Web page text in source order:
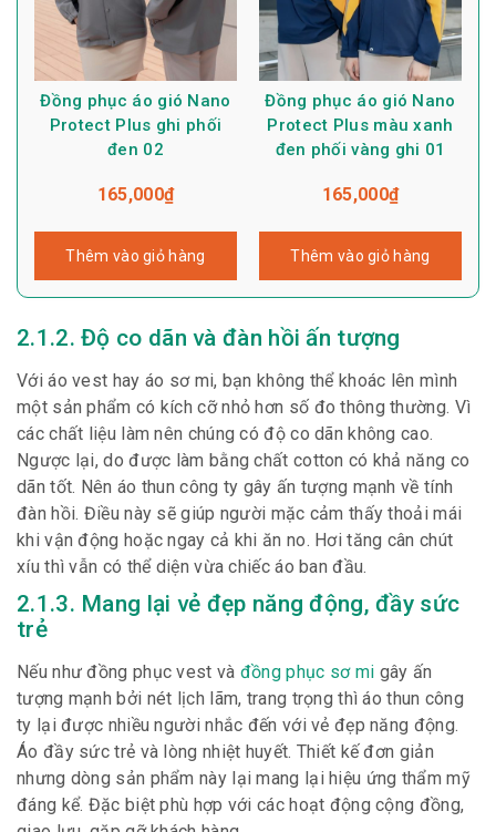
Đồng phục áo gió Nano
Protect Plus ghi phối
đen 02
165,000₫
Thêm vào giỏ hàng
Đồng phục áo gió Nano
Protect Plus màu xanh
đen phối vàng ghi 01
165,000₫
Thêm vào giỏ hàng
2.1.2. Độ co dãn và đàn hồi ấn tượng
Với áo vest hay áo sơ mi, bạn không thể khoác lên mình
một sản phẩm có kích cỡ nhỏ hơn số đo thông thường. Vì
các chất liệu làm nên chúng có độ co dãn không cao.
Ngược lại, do được làm bằng chất cotton có khả năng co
dãn tốt. Nên áo thun công ty gây ấn tượng mạnh về tính
đàn hồi. Điều này sẽ giúp người mặc cảm thấy thoải mái
khi vận động hoặc ngay cả khi ăn no. Hơi tăng cân chút
xíu thì vẫn có thể diện vừa chiếc áo ban đầu.
2.1.3. Mang lại vẻ đẹp năng động, đầy sức
trẻ
Nếu như đồng phục vest và đồng phục sơ mi gây ấn
tượng mạnh bởi nét lịch lãm, trang trọng thì áo thun công
ty lại được nhiều người nhắc đến với vẻ đẹp năng động.
Áo đầy sức trẻ và lòng nhiệt huyết. Thiết kế đơn giản
nhưng dòng sản phẩm này lại mang lại hiệu ứng thẩm mỹ
đáng kể. Đặc biệt phù hợp với các hoạt động cộng đồng,